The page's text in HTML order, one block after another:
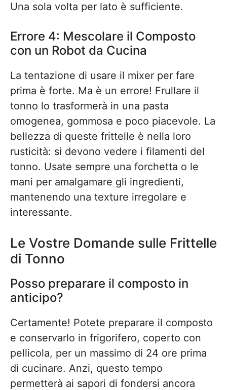
Una sola volta per lato è sufficiente.
Errore 4: Mescolare il Composto
con un Robot da Cucina
La tentazione di usare il mixer per fare
prima è forte. Ma è un errore! Frullare il
tonno lo trasformerà in una pasta
omogenea, gommosa e poco piacevole. La
bellezza di queste frittelle è nella loro
rusticità: si devono vedere i filamenti del
tonno. Usate sempre una forchetta o le
mani per amalgamare gli ingredienti,
mantenendo una texture irregolare e
interessante.
Le Vostre Domande sulle Frittelle
di Tonno
Posso preparare il composto in
anticipo?
Certamente! Potete preparare il composto
e conservarlo in frigorifero, coperto con
pellicola, per un massimo di 24 ore prima
di cucinare. Anzi, questo tempo
permetterà ai sapori di fondersi ancora